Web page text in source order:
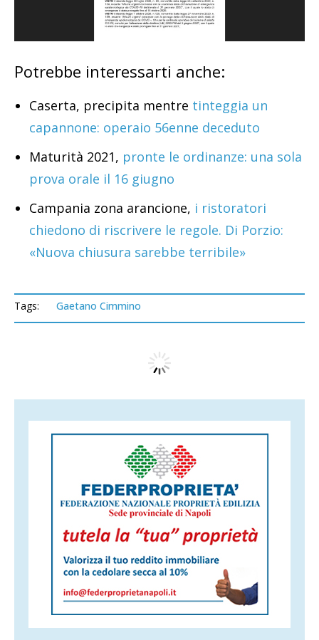
Potrebbe interessarti anche:
Caserta, precipita mentre tinteggia un
capannone: operaio 56enne deceduto
Maturità 2021, pronte le ordinanze: una sola
prova orale il 16 giugno
Campania zona arancione, i ristoratori
chiedono di riscrivere le regole. Di Porzio:
«Nuova chiusura sarebbe terribile»
Tags: Gaetano Cimmino